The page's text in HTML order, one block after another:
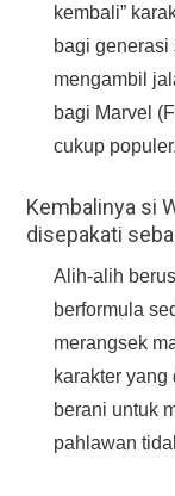
kembali”
bagi
mengambil
bagi Marvel
cukup populer.
Kembalinya si
disepakati
Alih-alih
berformula
merangsek
karakter
berani untuk
pahlawan